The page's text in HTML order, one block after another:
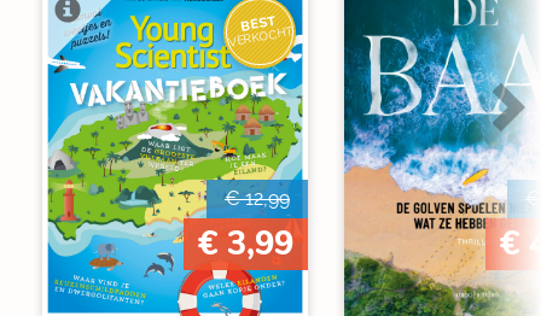
BEST
VERKOCHT
€ 12,99
€ 3,99
€
€